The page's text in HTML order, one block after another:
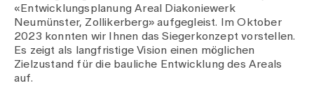
Über uns
«Entwicklungsplanung Areal Diakoniewerk
Neumünster, Zollikerberg» aufgegleist. Im Oktober
2023 konnten wir Ihnen das Siegerkonzept vorstellen.
Es zeigt als langfristige Vision einen möglichen
Zielzustand für die bauliche Entwicklung des Areals
auf.